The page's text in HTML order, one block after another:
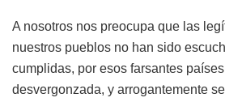
A nosotros nos preocupa que las
nuestros pueblos no han sido
cumplidas, por esos farsantes
desvergonzada, y arrogantemente